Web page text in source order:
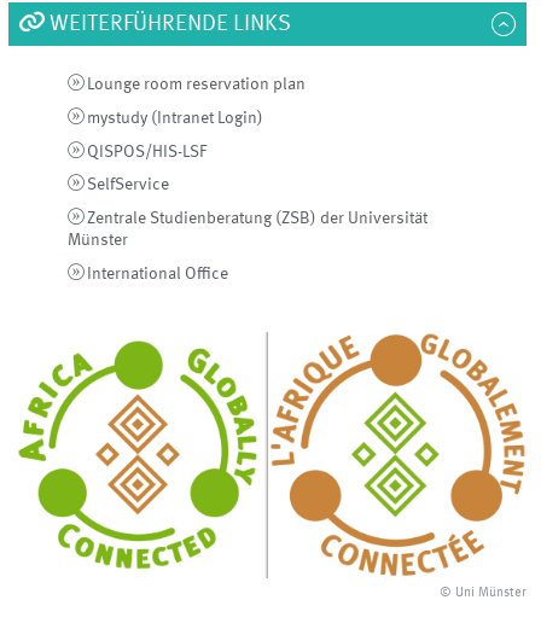
WEITERFÜHRENDE LINKS
Lounge room reservation plan
mystudy (Intranet Login)
QISPOS/HIS-LSF
SelfService
Zentrale Studienberatung (ZSB) der Universität
Münster
International Office
© Uni Münster